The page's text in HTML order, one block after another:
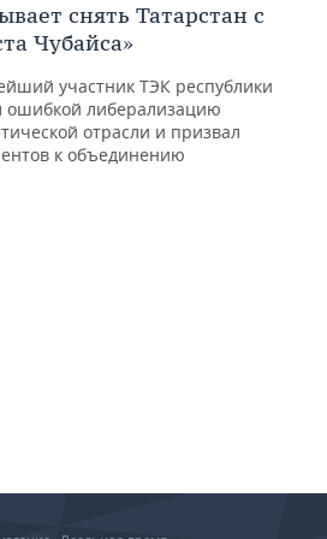
снять Татарстан с
Чубайса»
участник ТЭК республики
ошибкой либерализацию
отрасли и призвал
к объединению